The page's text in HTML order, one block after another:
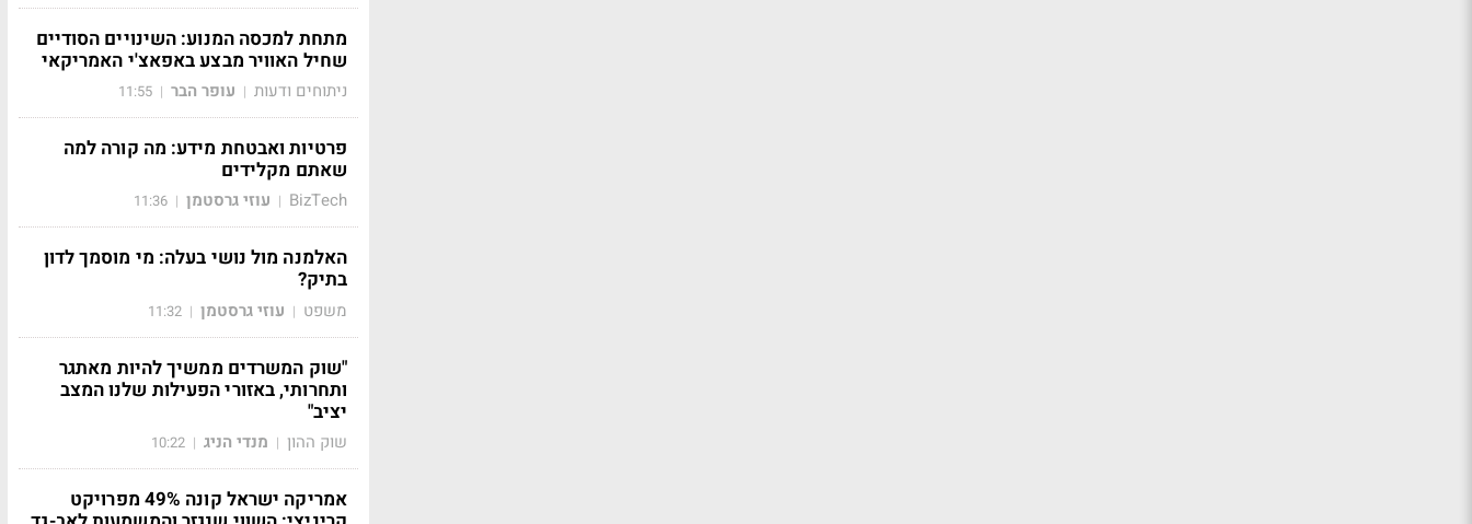
מתחת למכסה המנוע: השינויים הסודיים
שחיל האוויר מבצע באפאצ'י האמריקאי
ניתוחים ודעות | עופר הבר |
11:55
פרטיות ואבטחת מידע: מה קורה למה
שאתם מקלידים
BizTech
| עוזי גרסטמן |
11:36
האלמנה מול נושי בעלה: מי מוסמך לדון
בתיק?
משפט | עוזי גרסטמן |
11:32
"שוק המשרדים ממשיך להיות מאתגר
ותחרותי, באזורי הפעילות שלנו המצב
יציב"
שוק ההון | מנדי הניג |
10:22
אמריקה ישראל קונה 49% מפרויקט